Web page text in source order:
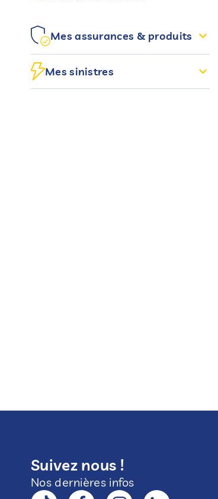
Mes assurances & produits
Famille & enfants
Habitation
Mes sinistres
Suivez nous !
Nos dernières infos